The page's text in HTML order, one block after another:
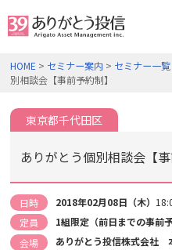
HOME > セミナー案内 > セミナー一覧
別相談会【事前予約制】
東京都千代田区
ありがとう個別相談会【事
日時 2018年02月08日（木）
定員
1組限定（前日までの事前予
会場
ありがとう投信株式会社